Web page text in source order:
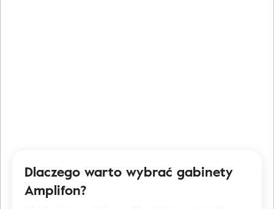
Dlaczego warto wybrać gabinety
Amplifon?